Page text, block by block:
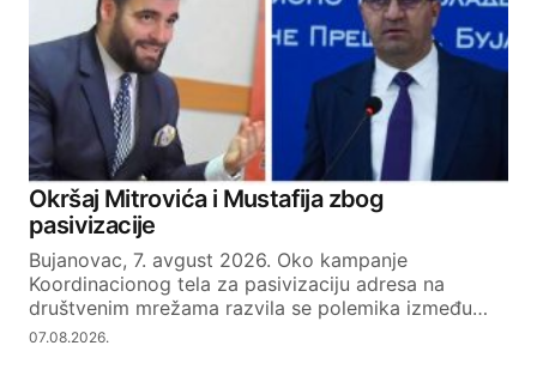
Okršaj Mitrovića i Mustafija zbog
pasivizacije
Bujanovac, 7. avgust 2026. Oko kampanje
Koordinacionog tela za pasivizaciju adresa na
društvenim mrežama razvila se polemika između…
07.08.2026.